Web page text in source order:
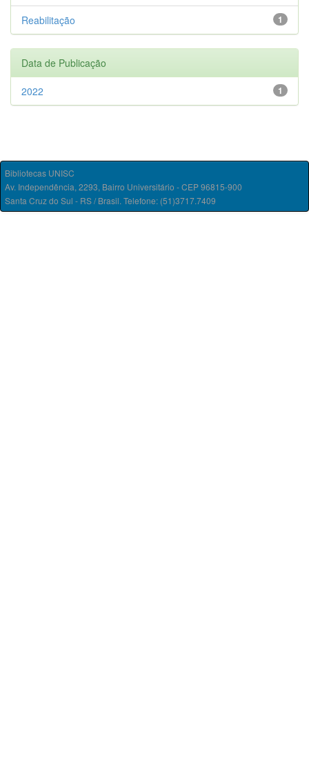
1
Reabilitação
Data de Publicação
1
2022
Bibliotecas UNISC
Av. Independência, 2293, Bairro Universitário - CEP 96815-900
Santa Cruz do Sul - RS / Brasil. Telefone: (51)3717.7409